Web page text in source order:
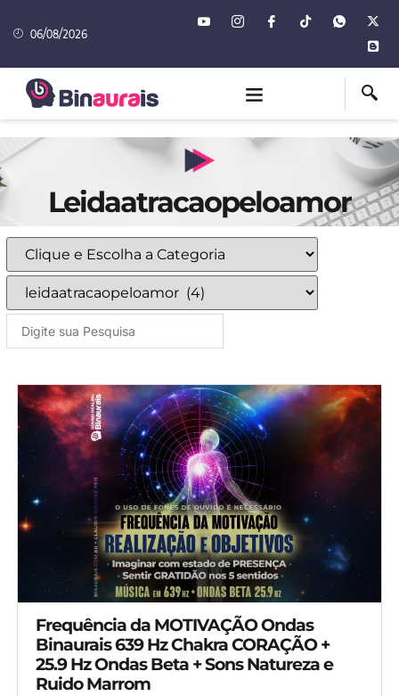
06/08/2026
Leidaatracaopeloamor
Frequência da MOTIVAÇÃO Ondas
Binaurais 639 Hz Chakra CORAÇÃO +
25.9 Hz Ondas Beta + Sons Natureza e
Ruido Marrom